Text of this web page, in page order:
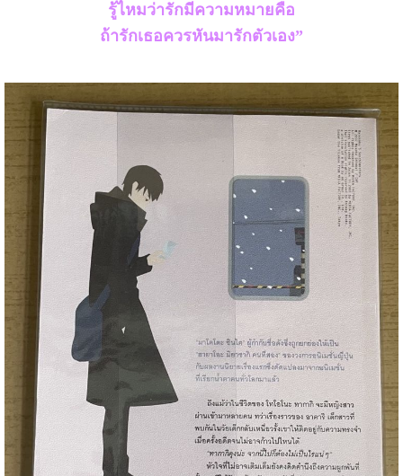
รู้ไหมว่ารักมีความหมายคือ
ถ้ารักเธอควรหันมารักตัวเอง”